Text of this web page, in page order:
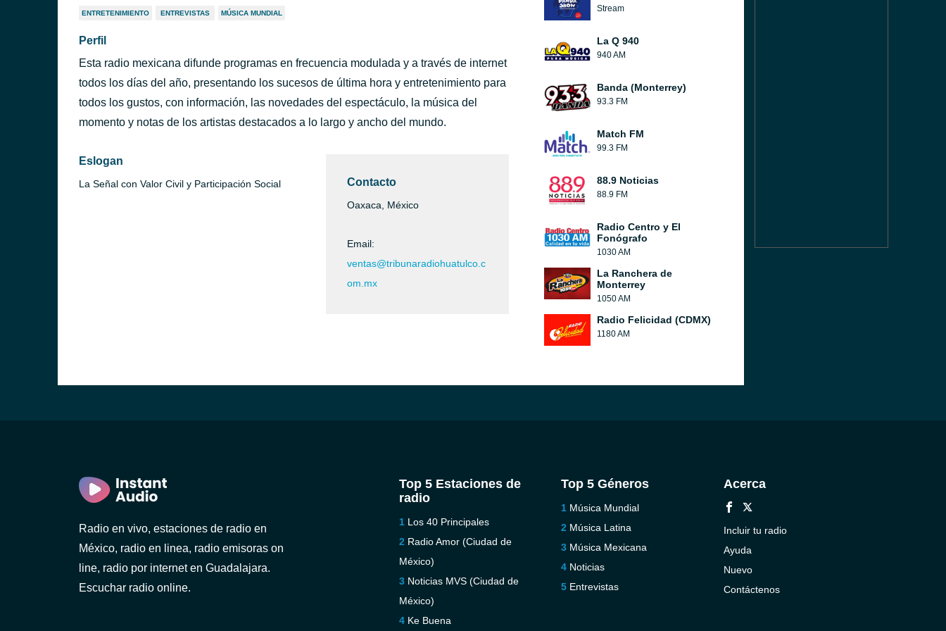
ENTRETENIMIENTO ENTREVISTAS MÚSICA MUNDIAL
Perfil
Esta radio mexicana difunde programas en frecuencia modulada y a través de internet
todos los días del año, presentando los sucesos de última hora y entretenimiento para
todos los gustos, con información, las novedades del espectáculo, la música del
momento y notas de los artistas destacados a lo largo y ancho del mundo.
Eslogan
La Señal con Valor Civil y Participación Social Contacto
Oaxaca, México
Email:
ventas@tribunaradiohuatulco.c
om.mx
Stream
La Q 940
940 AM
Banda (Monterrey)
93.3 FM
Match FM
99.3 FM
88.9 Noticias
88.9 FM
Radio Centro y El
Fonógrafo
1030 AM
La Ranchera de
Monterrey
1050 AM
Radio Felicidad (CDMX)
1180 AM
Radio en vivo, estaciones de radio en
México, radio en linea, radio emisoras on
line, radio por internet en Guadalajara.
Escuchar radio online.
Top 5 Estaciones de
radio
Los 40 Principales
Radio Amor (Ciudad de
México)
Noticias MVS (Ciudad de
México)
Ke Buena
Top 5 Géneros
Música Mundial
Música Latina
Música Mexicana
Noticias
Entrevistas
Acerca
Incluir tu radio
Ayuda
Nuevo
Contáctenos